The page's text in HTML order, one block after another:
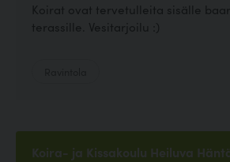
Koirat ovat tervetulleita sisälle
terassille. Vesitarjoilu :)
Koira- ja Kissakoulu Heiluva